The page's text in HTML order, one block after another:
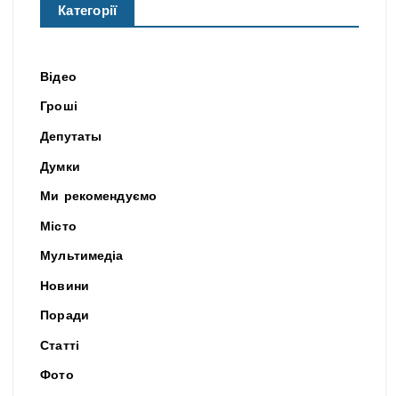
Категорії
Відео
Гроші
Депутаты
Думки
Ми рекомендуємо
Місто
Мультимедіа
Новини
Поради
Статті
Фото